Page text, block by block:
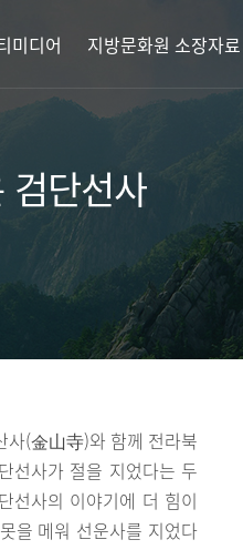
미디어 지방문화원 소장자료
검단선사
사(金山寺)와 함께 전라북
선사가 절을 지었다는 두
선사의 이야기에 더 힘이
을 메워 선운사를 지었다